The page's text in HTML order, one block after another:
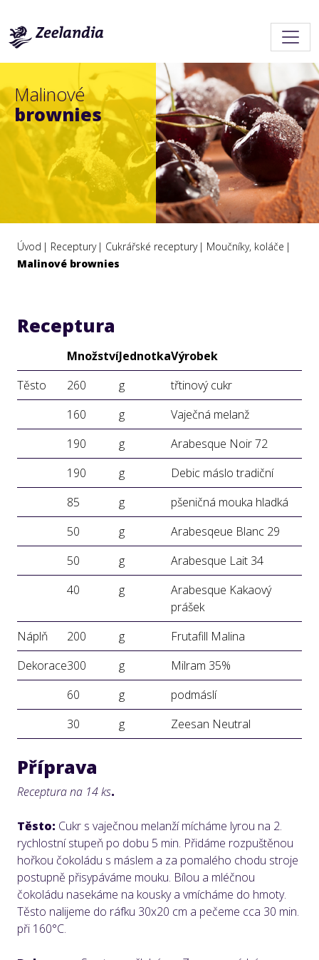
Malinové
brownies
Úvod Receptury Cukrářské receptury
Moučníky, koláče
Malinové brownies
Receptura
MnožstvíJednotkaVýrobek
Těsto
260 g
třtinový cukr
160
g
Vaječná melanž
190
g
Arabesque Noir 72
190
g
Debic máslo tradiční
85
g
pšeničná mouka hladká
50
g
Arabesqeue Blanc 29
50
g
Arabesque Lait 34
40
g
Arabesque Kakaový
prášek
Náplň
200 g
Frutafill Malina
Dekorace300 g
Milram 35%
60
g
podmáslí
30
g Zeesan Neutral
Příprava
Receptura na 14 ks.
Těsto: Cukr s vaječnou melanží mícháme lyrou na 2.
rychlostní stupeň po dobu 5 min. Přidáme rozpuštěnou
hořkou čokoládu s máslem a za pomalého chodu stroje
postupně přisypáváme mouku. Bílou a mléčnou
čokoládu nasekáme na kousky a vmícháme do hmoty.
Těsto nalijeme do ráfku 30x20 cm a pečeme cca 30 min.
při 160°C.